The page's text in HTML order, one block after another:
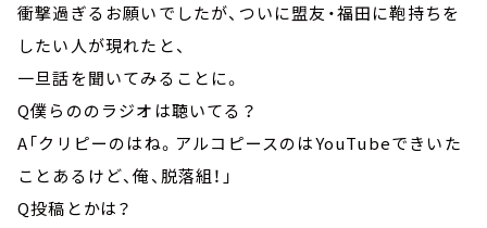
衝撃過ぎるお願いでしたが、ついに盟友・福田に鞄持ちを
したい人が現れたと、
一旦話を聞いてみることに。
Q僕らののラジオは聴いてる？
A「クリピーのはね。アルコピースのはYouTubeできいた
ことあるけど、俺、脱落組！」
Q投稿とかは？